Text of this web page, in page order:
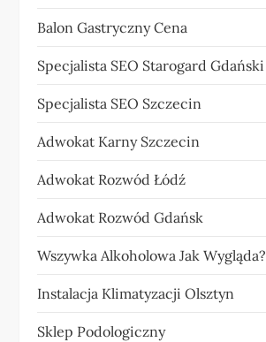
Balon Gastryczny Cena
Specjalista SEO Starogard Gdański
Specjalista SEO Szczecin
Adwokat Karny Szczecin
Adwokat Rozwód Łódź
Adwokat Rozwód Gdańsk
Wszywka Alkoholowa Jak Wygląda?
Instalacja Klimatyzacji Olsztyn
Sklep Podologiczny